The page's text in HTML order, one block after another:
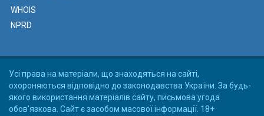
WHOIS
NPRD
Усі права на матеріали, що знаходяться на сайті,
охороняються відповідно до законодавства України. За будь-
якого використання матеріалів сайту, письмова угода
обов'язкова. Сайт є засобом масової інформації. 18+